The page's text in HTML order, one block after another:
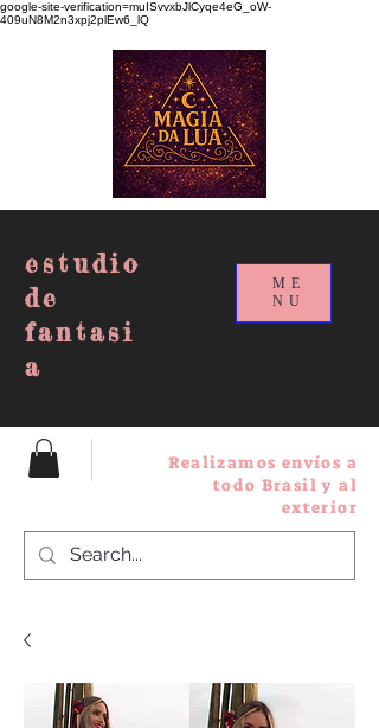
google-site-verification=muISvvxbJlCyqe4eG_oW-
409uN8M2n3xpj2plEw6_lQ
estudio
de
fantasi
a
ME
NU
Realizamos envíos a
todo Brasil y al
exterior